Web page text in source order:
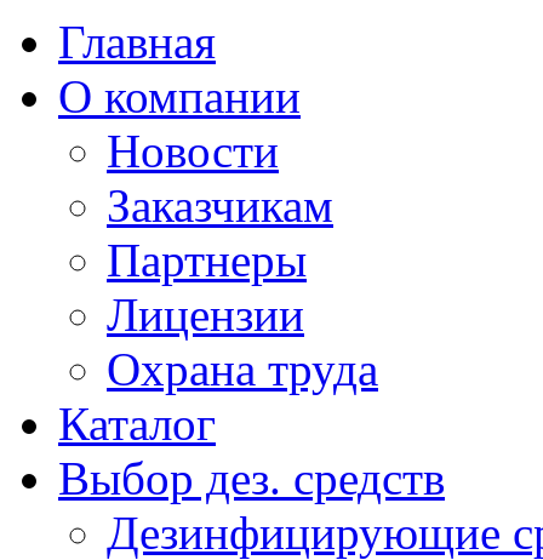
Главная
О компании
Новости
Заказчикам
Партнеры
Лицензии
Охрана труда
Каталог
Выбор дез. средств
Дезинфицирующие